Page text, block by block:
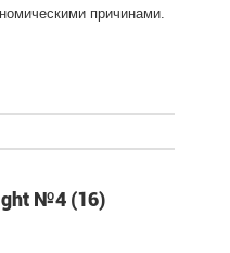
причинами.
№4 (16)